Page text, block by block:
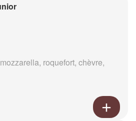
roquefort, chèvre,